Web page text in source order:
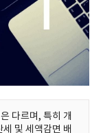
다르며, 특히 개
및 세액감면 배